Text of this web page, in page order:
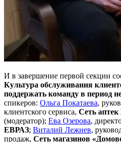
И в завершение первой секции
Культура обслуживания
поддержать команду в период
спикеров: Ольга Покатаева,
клиентского сервиса, Сеть
(модератор); Ева Озерова,
ЕВРАЗ; Виталий Лежнев,
продаж, Сеть магазинов